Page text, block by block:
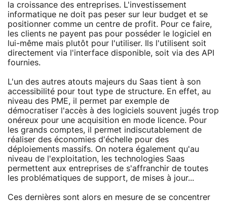
la croissance des entreprises. L'investissement
informatique ne doit pas peser sur leur budget et se
positionner comme un centre de profit. Pour ce faire,
les clients ne payent pas pour posséder le logiciel en
lui-même mais plutôt pour l'utiliser. Ils l'utilisent soit
directement via l'interface disponible, soit via des API
fournies.
L'un des autres atouts majeurs du Saas tient à son
accessibilité pour tout type de structure. En effet, au
niveau des PME, il permet par exemple de
démocratiser l'accès à des logiciels souvent jugés trop
onéreux pour une acquisition en mode licence. Pour
les grands comptes, il permet indiscutablement de
réaliser des économies d'échelle pour des
déploiements massifs. On notera également qu'au
niveau de l'exploitation, les technologies Saas
permettent aux entreprises de s'affranchir de toutes
les problématiques de support, de mises à jour...
Ces dernières sont alors en mesure de se concentrer